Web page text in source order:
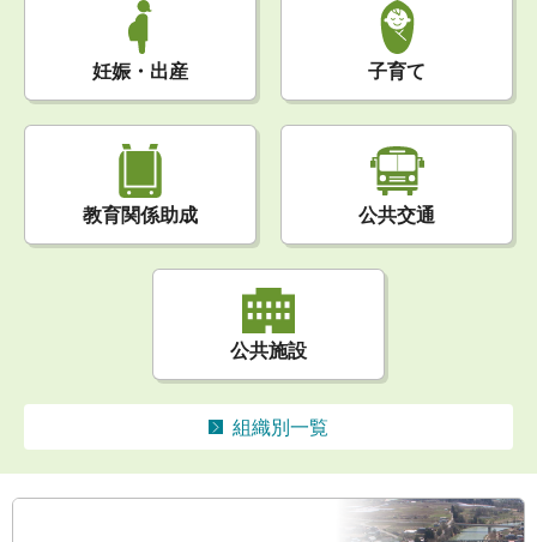
妊娠・出産 子育て
教育関係助成 公共交通
公共施設
組織別一覧